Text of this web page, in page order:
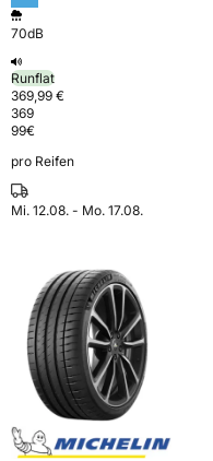
70dB
Runflat
369,99 €
369
99€
pro Reifen
Mi. 12.08. - Mo. 17.08.